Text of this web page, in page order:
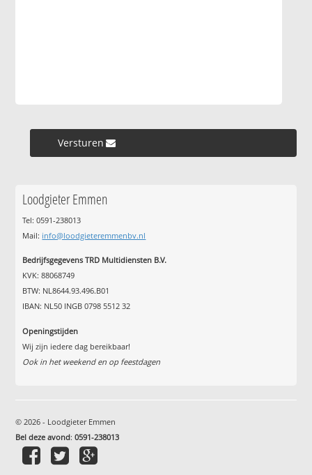
Versturen »
Loodgieter Emmen
Tel: 0591-238013
Mail: info@loodgieteremmenbv.nl
Bedrijfsgegevens TRD Multidiensten B.V.
KVK: 88068749
BTW: NL8644.93.496.B01
IBAN: NL50 INGB 0798 5512 32
Openingstijden
Wij zijn iedere dag bereikbaar!
Ook in het weekend en op feestdagen
© 2026 - Loodgieter Emmen
Bel deze avond:0591-238013